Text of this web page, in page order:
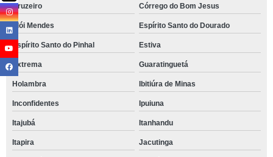
Cruzeiro Córrego do Bom Jesus
Elói Mendes Espírito Santo do Dourado
Espírito Santo do Pinhal Estiva
Extrema Guaratinguetá
Holambra Ibitiúra de Minas
Inconfidentes Ipuiuna
Itajubá Itanhandu
Itapira Jacutinga